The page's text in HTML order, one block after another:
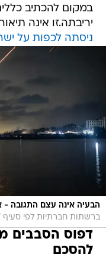
במקום להכתיב
יריבתה.זו אינה
ניסתה לכפות על
הבעיה אינה עצם התגובה
ברשתות חברתיות לפי סעיף 27 א' לחוק זכויות יוצרים
דפוס הסבבים
להסכם